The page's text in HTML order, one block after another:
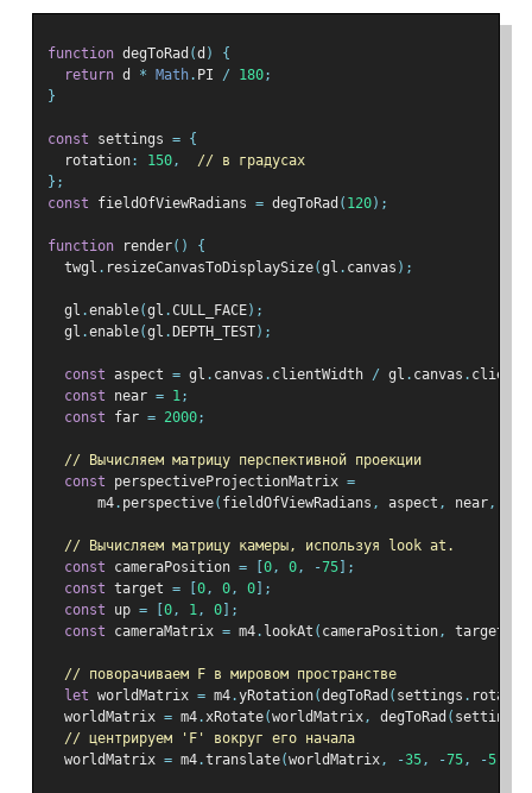
function degToRad (d )
{
return d * Math. PI / 180;
}
const settings = {
  rotation
: 150,
// в градусах
};
const fieldOfViewRadians = degToRad ( 120);
function render()
{
  twgl
. resizeCanvasToDisplaySize(gl . canvas );
  gl
.enable(gl .CULL_FACE);
  gl
.enable(gl . DEPTH_TEST);
const aspect = gl . canvas . clientWidth / gl . canvas .
const near = 1;
const far = 2000;
// Вычисляем матрицу перспективной проекции
const perspectiveProjectionMatrix =
      m4
. perspective( fieldOfViewRadians , aspect , near,
// Вычисляем матрицу камеры, используя look at.
const cameraPosition = 0, 0, -75 ];
const target = 0, 0, 0 ];
const up = 0, 1, 0 ];
const cameraMatrix = m4. lookAt ( cameraPosition, target
// поворачиваем F в мировом пространстве
let worldMatrix = m4.yRotation(degToRad ( settings .
  worldMatrix
= m4.xRotate(worldMatrix, degToRad ( settings
// центрируем 'F' вокруг его начала
  worldMatrix
= m4.translate(worldMatrix, -35, -75, -5